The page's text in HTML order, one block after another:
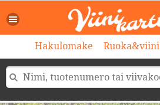
Hakulomake Ruoka&viini